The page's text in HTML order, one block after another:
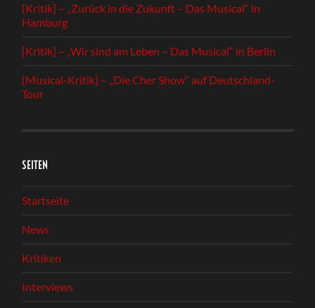
[Kritik] – „Zurück in die Zukunft – Das Musical“ in
Hamburg
[Kritik] – „Wir sind am Leben – Das Musical“ in Berlin
[Musical-Kritik] – „Die Cher Show“ auf Deutschland-
Tour
SEITEN
Startseite
News
Kritiken
Interviews